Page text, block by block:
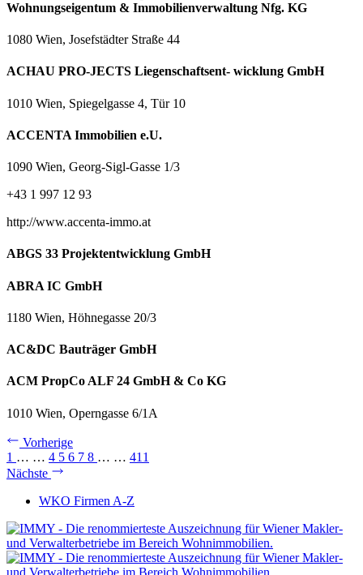
Wohnungseigentum & Immobilienverwaltung Nfg. KG
1080 Wien, Josefstädter Straße 44
ACHAU PRO-JECTS Liegenschaftsent- wicklung GmbH
1010 Wien, Spiegelgasse 4, Tür 10
ACCENTA Immobilien e.U.
1090 Wien, Georg-Sigl-Gasse 1/3
+43 1 997 12 93
http://www.accenta-immo.at
ABGS 33 Projektentwicklung GmbH
ABRA IC GmbH
1180 Wien, Höhnegasse 20/3
AC&DC Bauträger GmbH
ACM PropCo ALF 24 GmbH & Co KG
1010 Wien, Operngasse 6/1A
Vorherige
1 … … 4 5 6 7 8 … … 411
Nächste
WKO Firmen A-Z